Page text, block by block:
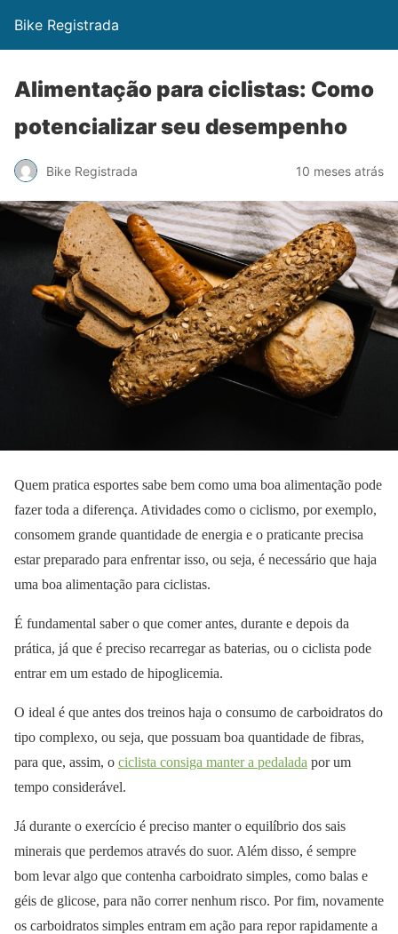
Bike Registrada
Alimentação para ciclistas: Como
potencializar seu desempenho
Bike Registrada 10 meses atrás
Quem pratica esportes sabe bem como uma boa alimentação pode
fazer toda a diferença. Atividades como o ciclismo, por exemplo,
consomem grande quantidade de energia e o praticante precisa
estar preparado para enfrentar isso, ou seja, é necessário que haja
uma boa alimentação para ciclistas.
É fundamental saber o que comer antes, durante e depois da
prática, já que é preciso recarregar as baterias, ou o ciclista pode
entrar em um estado de hipoglicemia.
O ideal é que antes dos treinos haja o consumo de carboidratos do
tipo complexo, ou seja, que possuam boa quantidade de fibras,
para que, assim, o ciclista consiga manter a pedalada por um
tempo considerável.
Já durante o exercício é preciso manter o equilíbrio dos sais
minerais que perdemos através do suor. Além disso, é sempre
bom levar algo que contenha carboidrato simples, como balas e
géis de glicose, para não correr nenhum risco. Por fim, novamente
os carboidratos simples entram em ação para repor rapidamente a